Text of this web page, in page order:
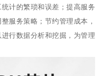
计的繁琐和误差；提高服务
服务策略；节约管理成本，
行数据分析和挖掘，为管理